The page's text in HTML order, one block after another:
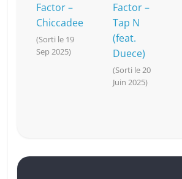
Factor –
Chiccadee
(Sorti le 19
Sep 2025)
Factor –
Tap N
(feat.
Duece)
(Sorti le 20
Juin 2025)